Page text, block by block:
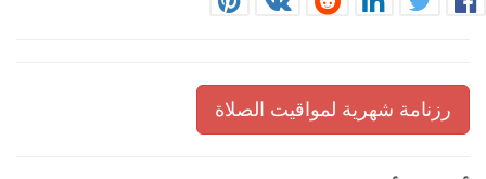
رزنامة شهرية لمواقيت الصلاة